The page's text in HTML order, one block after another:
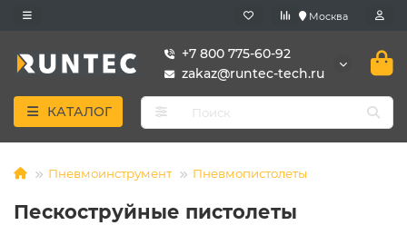
Москва
+7 800 775-60-92
zakaz@runtec-tech.ru
КАТАЛОГ
Пневмоинструмент Пневмопистолеты
Пескоструйные пистолеты